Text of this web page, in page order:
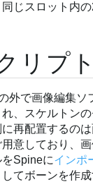
同じスロット内
リプト
外で画像編集ソ
、スケルトン
に再配置するの
用意しており、
をSpineにインポ
てボーンを作